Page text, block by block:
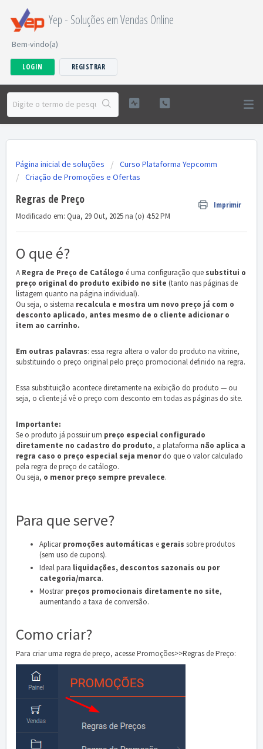
Yep - Soluções em Vendas Online
Bem-vindo(a)
LOGIN REGISTRAR
Página inicial de soluções
Curso Plataforma Yepcomm
Criação de Promoções e Ofertas
Regras de Preço Imprimir
Modificado em: Qua, 29 Out, 2025 na (o) 4:52 PM
O que é?
A Regra de Preço de Catálogo é uma configuração que substitui o
preço original do produto exibido no site (tanto nas páginas de
listagem quanto na página individual).
Ou seja, o sistema recalcula e mostra um novo preço já com o
desconto aplicado, antes mesmo de o cliente adicionar o
item ao carrinho.
Em outras palavras: essa regra altera o valor do produto na vitrine,
substituindo o preço original pelo preço promocional definido na regra.
Essa substituição acontece diretamente na exibição do produto — ou
seja, o cliente já vê o preço com desconto em todas as páginas do site.
Importante:
Se o produto já possuir um preço especial configurado
diretamente no cadastro do produto, a plataforma não aplica a
regra caso o preço especial seja menordo que o valor calculado
pela regra de preço de catálogo.
Ou seja, o menor preço sempre prevalece.
Para que serve?
Aplicarpromoções automáticas e gerais sobre produtos
(sem uso de cupons).
Ideal para liquidações, descontos sazonais ou por
categoria/marca.
Mostrarpreços promocionais diretamente no site,
aumentando a taxa de conversão.
Como criar?
Para criar uma regra de preço, acesse Promoções>>Regras de Preço: